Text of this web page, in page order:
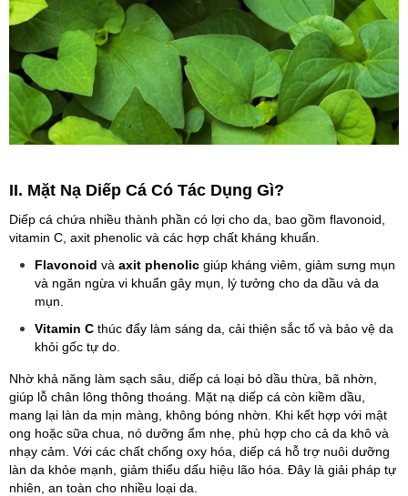
II. Mặt Nạ Diếp Cá Có Tác Dụng Gì?
Diếp cá chứa nhiều thành phần có lợi cho da, bao gồm flavonoid,
vitamin C, axit phenolic và các hợp chất kháng khuẩn.
Flavonoid và axit phenolic giúp kháng viêm, giảm sưng mụn
và ngăn ngừa vi khuẩn gây mụn, lý tưởng cho da dầu và da
mụn.
Vitamin C thúc đẩy làm sáng da, cải thiện sắc tố và bảo vệ da
khỏi gốc tự do.
Nhờ khả năng làm sạch sâu, diếp cá loại bỏ dầu thừa, bã nhờn,
giúp lỗ chân lông thông thoáng. Mặt nạ diếp cá còn kiềm dầu,
mang lại làn da mịn màng, không bóng nhờn. Khi kết hợp với mật
ong hoặc sữa chua, nó dưỡng ẩm nhẹ, phù hợp cho cả da khô và
nhạy cảm. Với các chất chống oxy hóa, diếp cá hỗ trợ nuôi dưỡng
làn da khỏe mạnh, giảm thiểu dấu hiệu lão hóa. Đây là giải pháp tự
nhiên, an toàn cho nhiều loại da.